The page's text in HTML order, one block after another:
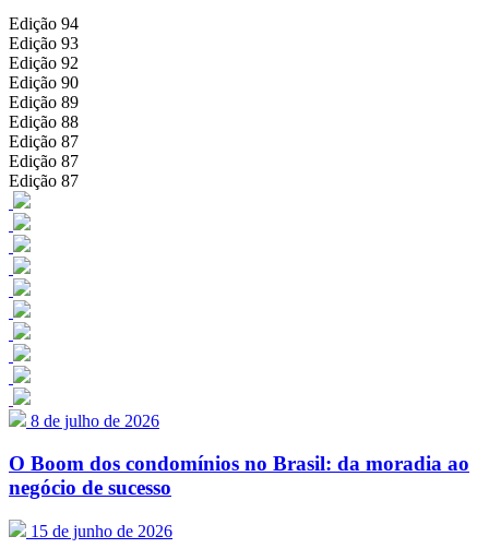
Edição 94
Edição 93
Edição 92
Edição 90
Edição 89
Edição 88
Edição 87
Edição 87
Edição 87
8 de julho de 2026
O Boom dos condomínios no Brasil: da moradia ao
negócio de sucesso
15 de junho de 2026